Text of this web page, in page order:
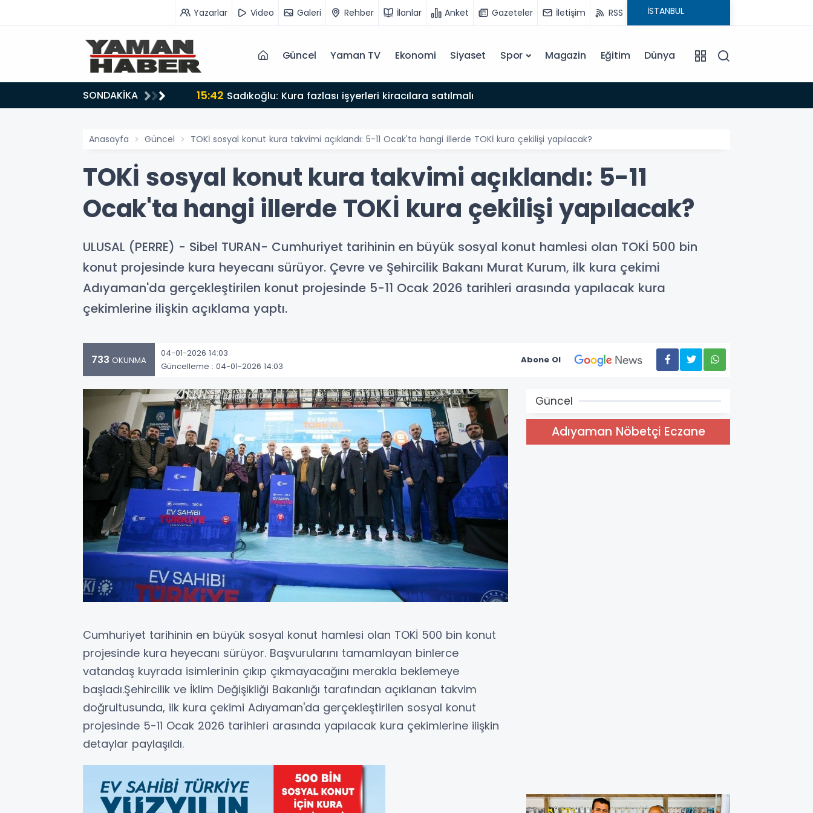
Yazarlar Video Galeri Rehber İlanlar Anket Gazeteler İletişim RSS
Güncel Yaman TV Ekonomi Siyaset Spor Magazin Eğitim Dünya
SONDAKİKA
tarafında olmayı seçtim’ 15:42 Sadıkoğlu: Kura fazlası işyerleri kiracılara satılmalı
Anasayfa Güncel TOKİ sosyal konut kura takvimi açıklandı: 5-11 Ocak'ta hangi illerde TOKİ kura çekilişi yapılacak?
TOKİ sosyal konut kura takvimi açıklandı: 5-11
Ocak'ta hangi illerde TOKİ kura çekilişi yapılacak?
ULUSAL (PERRE) - Sibel TURAN- Cumhuriyet tarihinin en büyük sosyal konut hamlesi olan TOKİ 500 bin
konut projesinde kura heyecanı sürüyor. Çevre ve Şehircilik Bakanı Murat Kurum, ilk kura çekimi
Adıyaman'da gerçekleştirilen konut projesinde 5-11 Ocak 2026 tarihleri arasında yapılacak kura
çekimlerine ilişkin açıklama yaptı.
733 OKUNMA
04-01-2026 14:03
Güncelleme : 04-01-2026 14:03
Abone Ol
Cumhuriyet tarihinin en büyük sosyal konut hamlesi olan TOKİ 500 bin konut
projesinde kura heyecanı sürüyor. Başvurularını tamamlayan binlerce
vatandaş kuyrada isimlerinin çıkıp çıkmayacağını merakla beklemeye
başladı.Şehircilik ve İklim Değişikliği Bakanlığı tarafından açıklanan takvim
doğrultusunda, ilk kura çekimi Adıyaman'da gerçekleştirilen sosyal konut
projesinde 5-11 Ocak 2026 tarihleri arasında yapılacak kura çekimlerine ilişkin
detaylar paylaşıldı.
Güncel
Adıyaman Nöbetçi Eczane